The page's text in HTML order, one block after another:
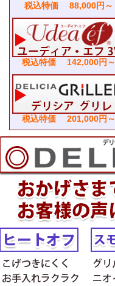
税込特価 88,000円～
税込特価 142,000円～
税込特価 201,000円～